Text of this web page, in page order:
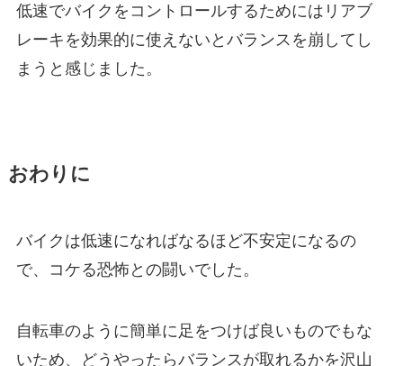
低速でバイクをコントロールするためにはリアブ
レーキを効果的に使えないとバランスを崩してし
まうと感じました。
おわりに
バイクは低速になればなるほど不安定になるの
で、コケる恐怖との闘いでした。
自転車のように簡単に足をつけば良いものでもな
いため、どうやったらバランスが取れるかを沢山